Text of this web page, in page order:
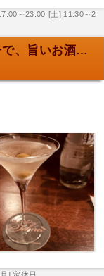
～23:00 [土] 11:30～2
秋葉原のオーセンティックバーで、旨いお酒を！